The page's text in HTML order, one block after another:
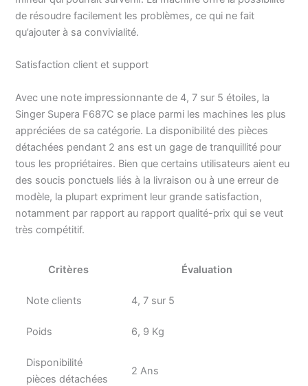
de résoudre facilement les problèmes, ce qui ne fait
qu’ajouter à sa convivialité.
Satisfaction client et support
Avec une note impressionnante de 4, 7 sur 5 étoiles, la
Singer Supera F687C se place parmi les machines les plus
appréciées de sa catégorie. La disponibilité des pièces
détachées pendant 2 ans est un gage de tranquillité pour
tous les propriétaires. Bien que certains utilisateurs aient eu
des soucis ponctuels liés à la livraison ou à une erreur de
modèle, la plupart expriment leur grande satisfaction,
notamment par rapport au rapport qualité-prix qui se veut
très compétitif.
Critères Évaluation
Note clients 4, 7 sur 5
Poids 6, 9 Kg
Disponibilité
pièces détachées
2 Ans